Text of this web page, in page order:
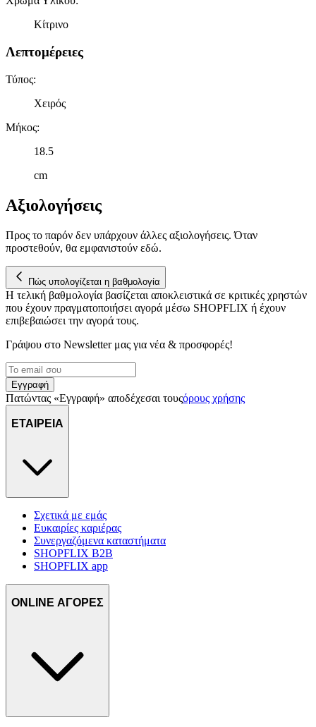
Κίτρινο
Λεπτομέρειες
Τύπος:
Χειρός
Μήκος:
18.5
cm
Αξιολογήσεις
Προς το παρόν δεν υπάρχουν άλλες αξιολογήσεις. Όταν
προστεθούν, θα εμφανιστούν εδώ.
Πώς υπολογίζεται η βαθμολογία
Η τελική βαθμολογία βασίζεται αποκλειστικά σε κριτικές χρηστών
που έχουν πραγματοποιήσει αγορά μέσω SHOPFLIX ή έχουν
επιβεβαιώσει την αγορά τους.
Γράψου στο Νewsletter μας για νέα & προσφορές!
Εγγραφή
Πατώντας «Εγγραφή» αποδέχεσαι τουςόρους χρήσης
ΕΤΑΙΡΕΙΑ
Σχετικά με εμάς
Ευκαιρίες καριέρας
Συνεργαζόμενα καταστήματα
SHOPFLIX B2B
SHOPFLIX app
ONLINE ΑΓΟΡΕΣ